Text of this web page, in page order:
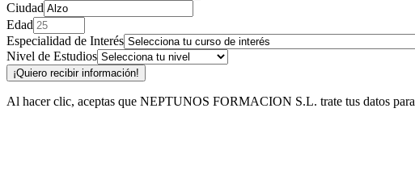
Ciudad
Edad
Especialidad de Interés
Nivel de Estudios
¡Quiero recibir información!
Al hacer clic, aceptas que NEPTUNOS FORMACION S.L. trate tus datos